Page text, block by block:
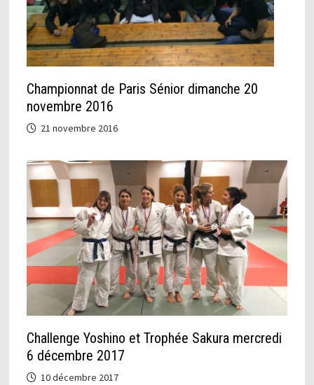
Championnat de Paris Sénior dimanche 20
novembre 2016
21 novembre 2016
Challenge Yoshino et Trophée Sakura mercredi
6 décembre 2017
10 décembre 2017